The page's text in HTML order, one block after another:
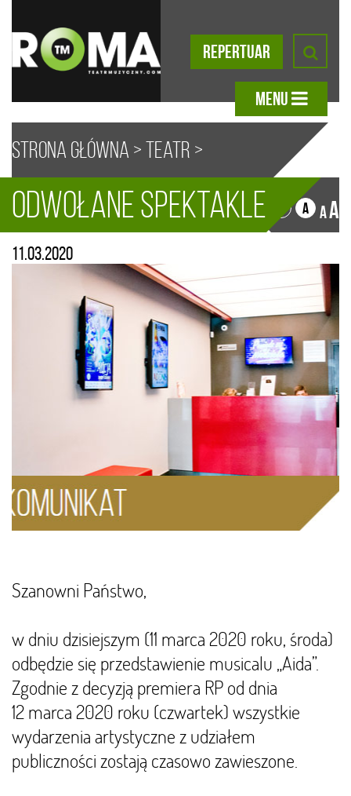
REPERTUAR
MENU
Strona główna >Teatr >
Aktualności > ODWOŁANE
SPEKTAKLE
A AA
ODWOŁANE SPEKTAKLE
11.03.2020
Szanowni Państwo,
w dniu dzisiejszym (11 marca 2020 roku, środa)
odbędzie się przedstawienie musicalu „Aida”.
Zgodnie z decyzją premiera RP od dnia
12 marca 2020 roku (czwartek) wszystkie
wydarzenia artystyczne z udziałem
publiczności zostają czasowo zawieszone.